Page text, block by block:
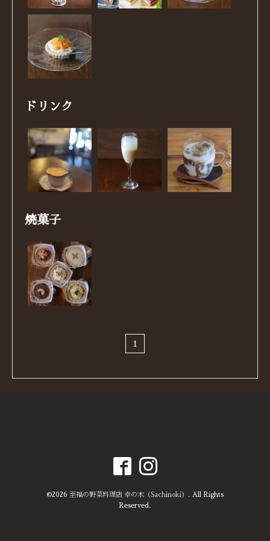
ドリンク
焼菓子
1
©2026 至福の野菜料理店 幸の木（Sachinoki） . All Rights
Reserved.